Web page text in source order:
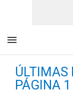
ÚLTIMAS
PÁGINA 1